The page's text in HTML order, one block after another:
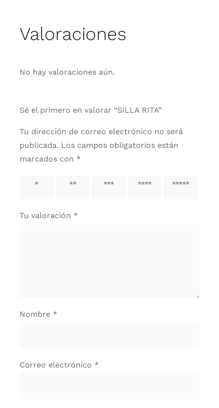
Valoraciones
No hay valoraciones aún.
Sé el primero en valorar “SILLA RITA”
Tu dirección de correo electrónico no será
publicada. Los campos obligatorios están
marcados con *
1 de 5
2 de 5
3 de 5
4 de 5
5 de 5
Tu valoración *
Nombre *
Correo electrónico *